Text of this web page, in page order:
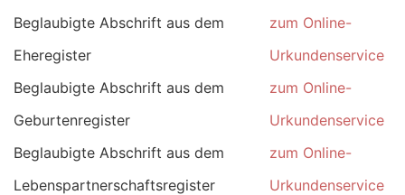
Beglaubigte Abschrift aus dem
Eheregister
zum Online-
Urkundenservice
Beglaubigte Abschrift aus dem
Geburtenregister
zum Online-
Urkundenservice
Beglaubigte Abschrift aus dem
Lebenspartnerschaftsregister
zum Online-
Urkundenservice